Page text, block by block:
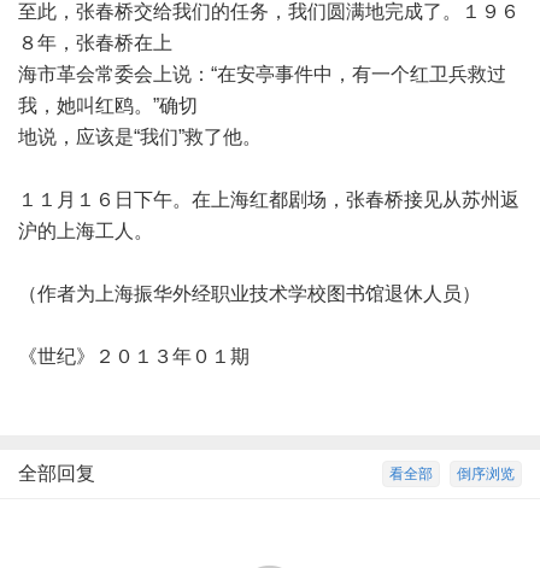
至此，张春桥交给我们的任务，我们圆满地完成了。１９６
８年，张春桥在上
海市革会常委会上说： “在安亭事件中，有一个红卫兵救过
我，她叫红鸥。 ”确切
地说，应该是“我们”救了他。
１１月１６日下午。在上海红都剧场，张春桥接见从苏州返
沪的上海工人。
（作者为上海振华外经职业技术学校图书馆退休人员）
《世纪》２０１３年０１期
倒序浏览
看全部
全部回复